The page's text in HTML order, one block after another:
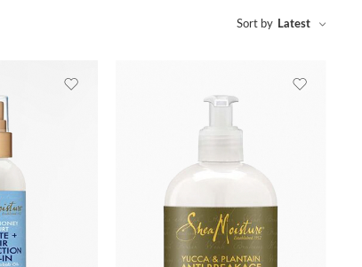
Sort by Latest